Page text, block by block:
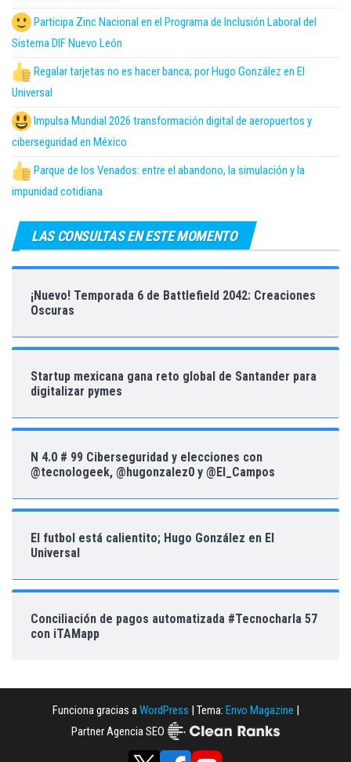
Participa Zinc Nacional en el Programa de Inclusión Laboral del
Sistema DIF Nuevo León
Regalar tarjetas no es hacer banca; por Hugo González en El
Universal
Impulsa Mundial 2026 transformación digital de aeropuertos y
ciberseguridad en México
Parque de los Venados: entre el abandono, la simulación y la
impunidad cotidiana
LAS CONSULTAS EN ESTE MOMENTO
¡Nuevo! Temporada 6 de Battlefield 2042: Creaciones
Oscuras
Startup mexicana gana reto global de Santander para
digitalizar pymes
N 4.0 # 99 Ciberseguridad y elecciones con
@tecnologeek, @hugonzalez0 y @El_Campos
El futbol está calientito; Hugo González en El
Universal
Conciliación de pagos automatizada #Tecnocharla 57
con iTAMapp
Funciona gracias aWordPress | Tema: Envo Magazine |
Partner Agencia SEO